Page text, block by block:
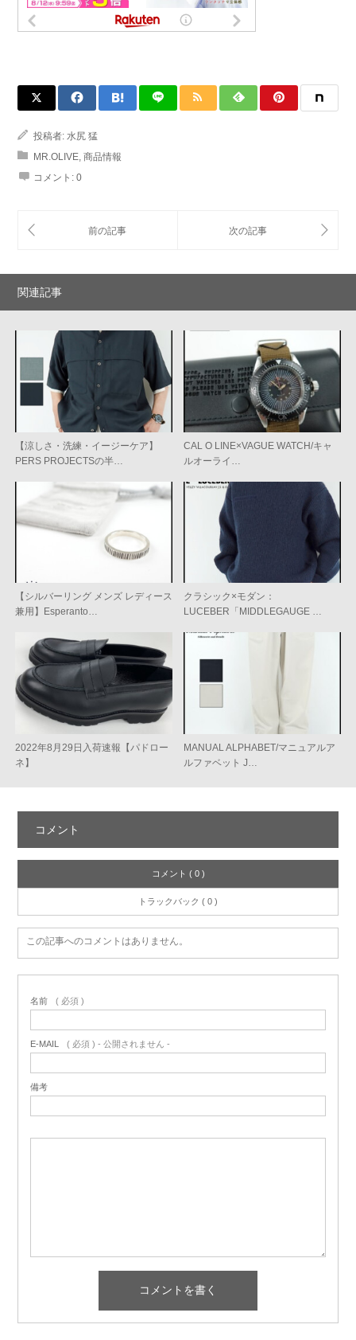
投稿者: 水尻 猛
MR.OLIVE 商品情報
コメント: 0
関連記事
【涼しさ・洗練・イージーケア】
PERS PROJECTSの半…
CAL O LINE×VAGUE WATCH/キャ
ルオーライ…
【シルバーリング メンズ レディース
兼用】Esperanto…
クラシック×モダン：
LUCEBER「MIDDLEGAUGE …
2022年8月29日入荷速報【パドロー
ネ】
MANUAL ALPHABET/マニュアルア
ルファベット J…
コメント
コメント ( 0 )
トラックバック ( 0 )
この記事へのコメントはありません。
名前 ( 必須 )
E-MAIL ( 必須 ) - 公開されません -
備考